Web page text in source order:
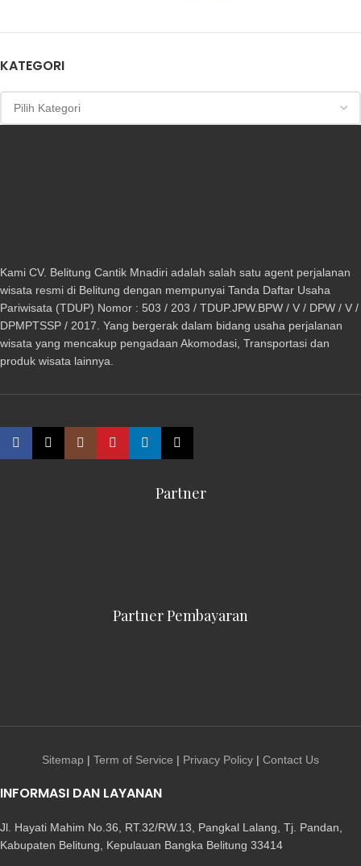
KATEGORI
Kami CV. Belitung Cantik Mnadiri adalah salah satu agent perjalanan
wisata resmi di Belitung dengan mempunyai Tanda Daftar Usaha
Pariwisata (TDUP) Nomor : 503 / 203 / TDUP.JPW.BPW / V / DPW / V /
DPMPTSSP / 2017. Yang bergerak dalam bidang usaha perjalanan
wisata yang mencakup pengadaan Akomodasi, Transportasi dan
produk wisata lainnya.
Partner
Partner Pembayaran
Sitemap | Term of Service | Privacy Policy | Contact Us
INFORMASI DAN LAYANAN
Jl. Hayati Mahim No.36, RT.32/RW.13, Pangkal Lalang, Tj. Pandan,
Kabupaten Belitung, Kepulauan Bangka Belitung 33414